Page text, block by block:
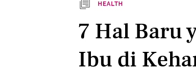
HEALTH
7 Hal Baru
Ibu di